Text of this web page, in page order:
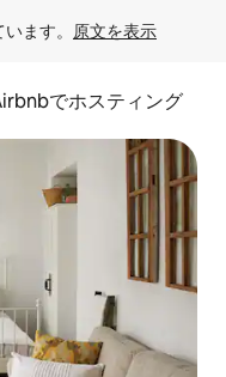
ます。 原文を表示
でホスティング